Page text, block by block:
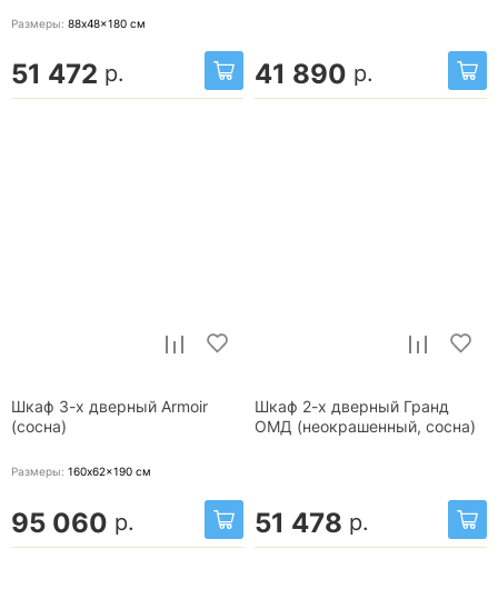
Размеры: 88x48x180 см
51 472 р. 41 890 р.
Шкаф 3-х дверный Armoir
(сосна)
Размеры: 160x62x190 см
95 060 р.
Шкаф 2-х дверный Гранд
ОМД (неокрашенный, сосна)
51 478 р.